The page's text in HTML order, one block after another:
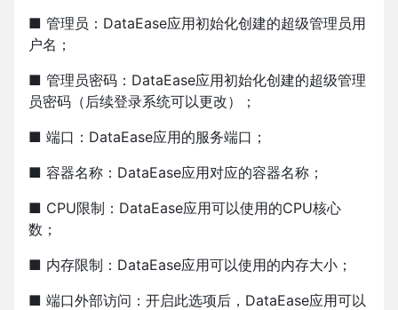
■ 管理员：DataEase应用初始化创建的超级管理员用
户名；
■ 管理员密码：DataEase应用初始化创建的超级管理
员密码（后续登录系统可以更改）；
■ 端口：DataEase应用的服务端口；
■ 容器名称：DataEase应用对应的容器名称；
■ CPU限制：DataEase应用可以使用的CPU核心
数；
■ 内存限制：DataEase应用可以使用的内存大小；
■ 端口外部访问：开启此选项后，DataEase应用可以